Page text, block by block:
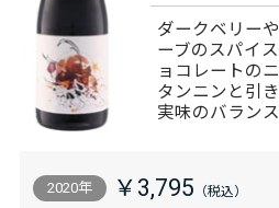
ダークベリー
ーブのスパイ
ョコレートの
タンニンと引
実味のバラン
2020年 ￥3,795